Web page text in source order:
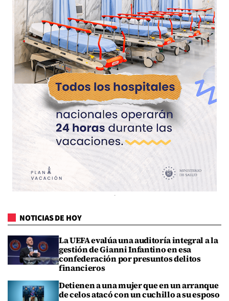
NOTICIAS DE HOY
La UEFA evalúa una auditoría integral a la
gestión de Gianni Infantino en esa
confederación por presuntos delitos
financieros
Detienen a una mujer que en un arranque
de celos atacó con un cuchillo a su esposo